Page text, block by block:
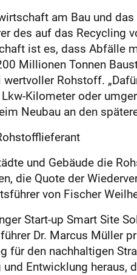
am Bau und
des auf das Recycling
ist es, dass Abfälle
Millionen Tonnen
Rohstoff.
Kilometer oder
Neubau an den
und Gebäude die
die Quote der
von Fischer
Start-up Smart Site
Dr. Marcus Müller
für den nachhaltigen
Entwicklung heraus,